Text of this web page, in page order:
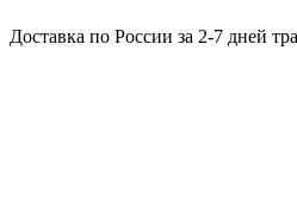
Доставка по России за 2-7 дней